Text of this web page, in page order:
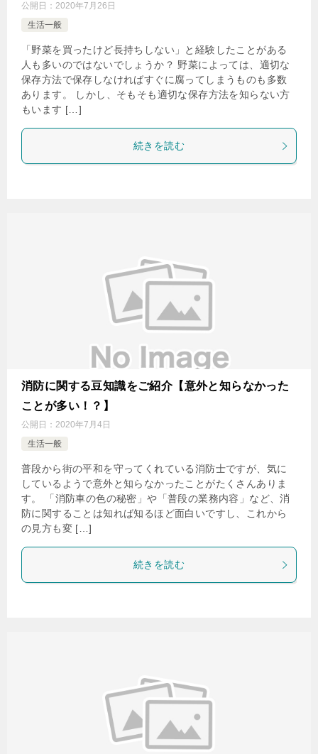
公開日： 2020年7月26日
生活一般
「野菜を買ったけど長持ちしない」と経験したことがある
人も多いのではないでしょうか？ 野菜によっては、適切な
保存方法で保存しなければすぐに腐ってしまうものも多数
あります。 しかし、そもそも適切な保存方法を知らない方
もいます […]
続きを読む
消防に関する豆知識をご紹介【意外と知らなかった
ことが多い！？】
公開日： 2020年7月4日
生活一般
普段から街の平和を守ってくれている消防士ですが、気に
しているようで意外と知らなかったことがたくさんありま
す。 「消防車の色の秘密」や「普段の業務内容」など、消
防に関することは知れば知るほど面白いですし、これから
の見方も変 […]
続きを読む